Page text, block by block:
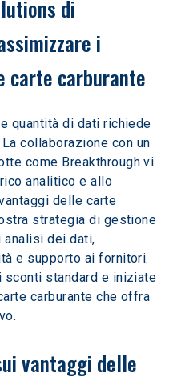
di
i
carte carburante
quantità di dati richiede
collaborazione con un
come Breakthrough vi
analitico e allo
delle carte
strategia di gestione
dei dati,
e supporto ai fornitori.
sconti standard e iniziate
carburante che offra
vantaggi delle